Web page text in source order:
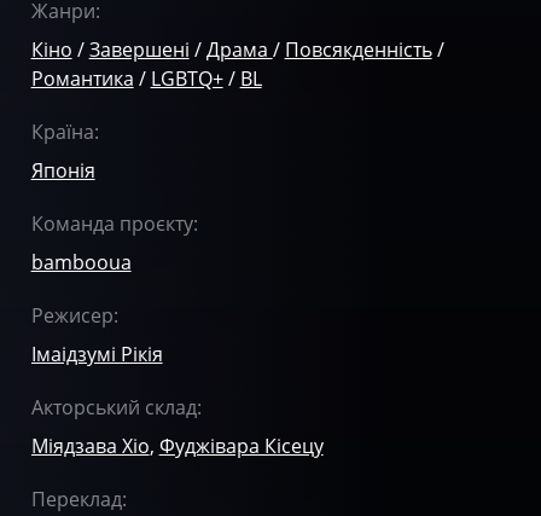
Жанри:
Кіно /Завершені /Драма / Повсякденність/
Романтика / LGBTQ+/ BL
Країна:
Японія
Команда проєкту:
bambooua
Режисер:
Імаідзумі Рікія
Акторський склад:
Міядзава Хіо, Фуджівара Кісецу
Переклад: